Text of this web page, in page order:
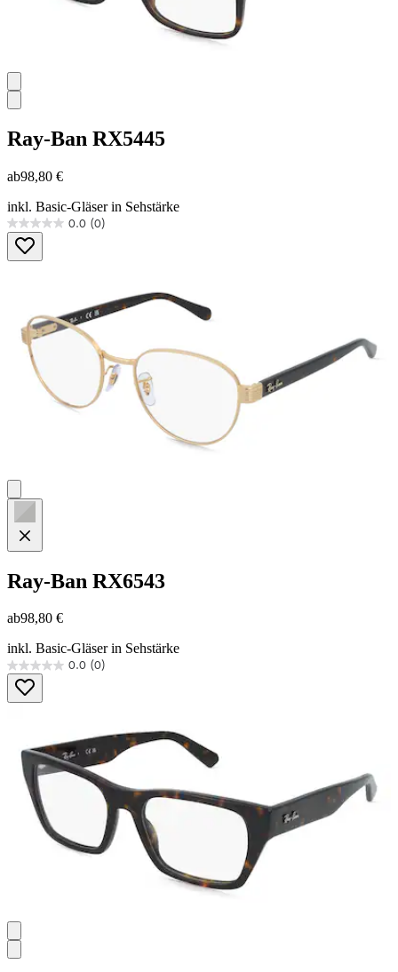
Ray-Ban RX5445
ab98,80 €
inkl. Basic-Gläser in Sehstärke
0.0 (0)
0.0
von
5
Ray-Ban RX6543
ab98,80 €
inkl. Basic-Gläser in Sehstärke
0.0 (0)
0.0
von
5